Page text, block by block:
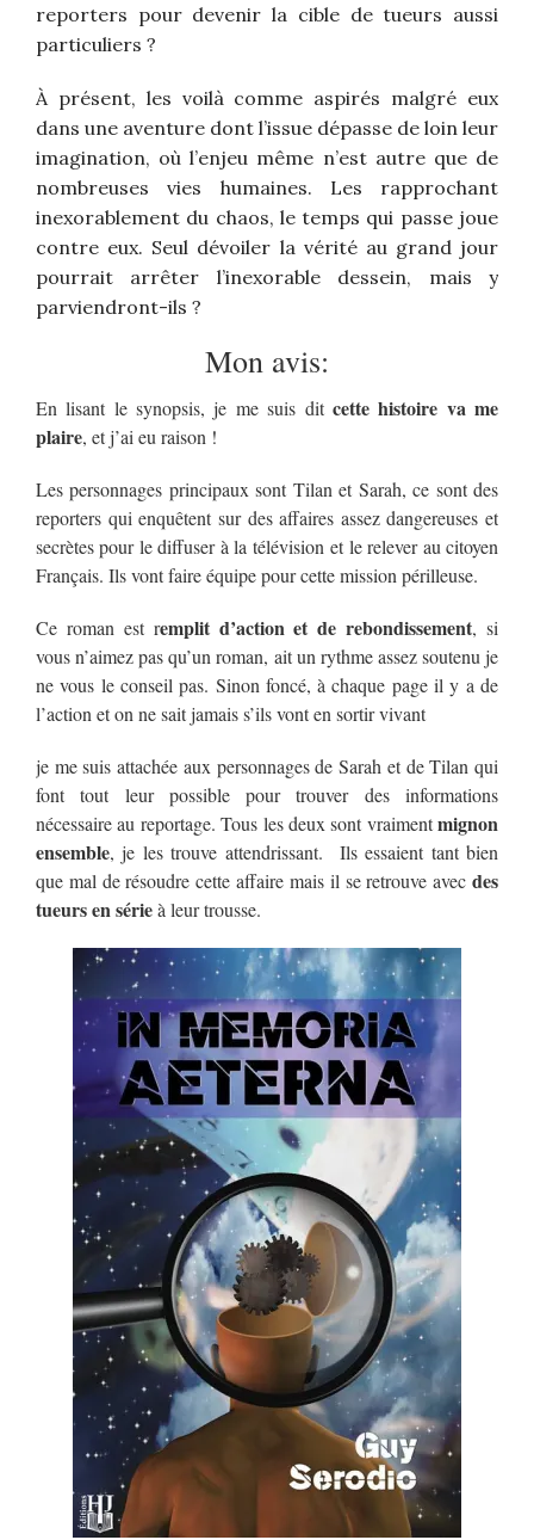
reporters pour devenir la cible de tueurs aussi
particuliers ?
À présent, les voilà comme aspirés malgré eux
dans une aventure dont l’issue dépasse de loin leur
imagination, où l’enjeu même n’est autre que de
nombreuses vies humaines. Les rapprochant
inexorablement du chaos, le temps qui passe joue
contre eux. Seul dévoiler la vérité au grand jour
pourrait arrêter l’inexorable dessein, mais y
parviendront-ils ?
Mon avis:
En lisant le synopsis, je me suis ditcette histoire va me
plaire, et j’ai eu raison !
Les personnages principaux sont Tilan et Sarah, ce sont des
reporters qui enquêtent sur des affaires assez dangereuses et
secrètes pour le diffuser à la télévision et le relever au citoyen
Français. Ils vont faire équipe pour cette mission périlleuse.
Ce roman est remplit d’action et de rebondissement, si
vous n’aimez pas qu’un roman, ait un rythme assez soutenu je
ne vous le conseil pas. Sinon foncé, à chaque page il y a de
l’action et on ne sait jamais s’ils vont en sortir vivant
je me suis attachée aux personnages de Sarah et de Tilan qui
font tout leur possible pour trouver des informations
nécessaire au reportage. Tous les deux sont vraimentmignon
ensemble, je les trouve attendrissant. Ils essaient tant bien
que mal de résoudre cette affaire mais il se retrouve avec des
tueurs en sérieà leur trousse.